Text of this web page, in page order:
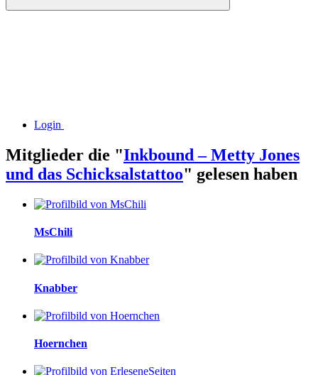
Login
Mitglieder die "Inkbound – Metty Jones
und das Schicksalstattoo" gelesen haben
MsChili
Knabber
Hoernchen